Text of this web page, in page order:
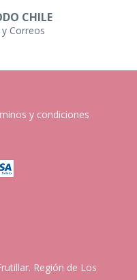
CHILE
Correos
y condiciones
Región de Los